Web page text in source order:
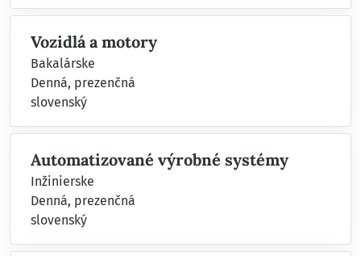
Vozidlá a motory
Bakalárske
Denná, prezenčná
slovenský
Automatizované výrobné systémy
Inžinierske
Denná, prezenčná
slovenský